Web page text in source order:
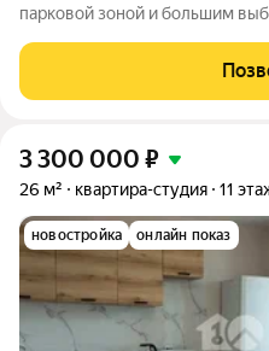
парковой зоной и большим
выбор. Во дворе просторные детские и спортивные площадки
с безопасным покрытием.
3 300 000 ₽
26 м² квартира-студия 11
новостройка онлайн показ